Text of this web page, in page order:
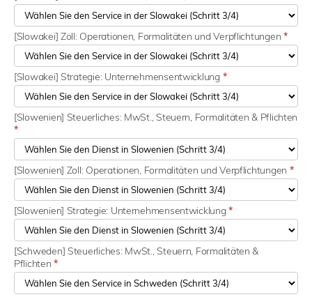
[Slowakei] Zoll: Operationen, Formalitäten und Verpflichtungen *
[Slowakei] Strategie: Unternehmensentwicklung *
[Slowenien] Steuerliches: MwSt., Steuern, Formalitäten & Pflichten
*
[Slowenien] Zoll: Operationen, Formalitäten und Verpflichtungen *
[Slowenien] Strategie: Unternehmensentwicklung*
[Schweden] Steuerliches: MwSt., Steuern, Formalitäten &
Pflichten*